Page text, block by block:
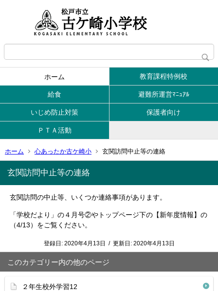
ホーム 教育課程特例校
給食 避難所運営ﾏﾆｭｱﾙ
いじめ防止対策 保護者向け
ＰＴＡ活動
ホーム 心あったか古ケ崎小 玄関訪問中止等の連絡
玄関訪問中止等の連絡
玄関訪問の中止等、いくつか連絡事項があります。
「学校だより」の４月号②やトップページ下の【新年度情報】の
（4/13）をご覧ください。
登録日: 2020年4月13日 / 更新日: 2020年4月13日
このカテゴリー内の他のページ
２年生校外学習12